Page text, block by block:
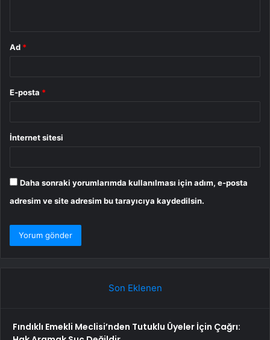
Ad *
E-posta *
İnternet sitesi
Daha sonraki yorumlarımda kullanılması için adım, e-posta
adresim ve site adresim bu tarayıcıya kaydedilsin.
Son Eklenen
Fındıklı Emekli Meclisi’nden Tutuklu Üyeler İçin Çağrı: